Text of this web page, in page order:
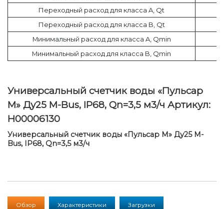
Переходный расход для класса A, Qt
Переходный расход для класса B, Qt
Минимальный расход для класса A, Qmin
Минимальный расход для класса B, Qmin
Универсальный счетчик воды «Пульсар
М» Ду25 M-Bus, IP68, Qn=3,5 м3/ч Артикул:
H00006130
Универсальный счетчик воды «Пульсар М» Ду25 M-
Bus, IP68, Qn=3,5 м3/ч
Обзор Характеристики Загрузки